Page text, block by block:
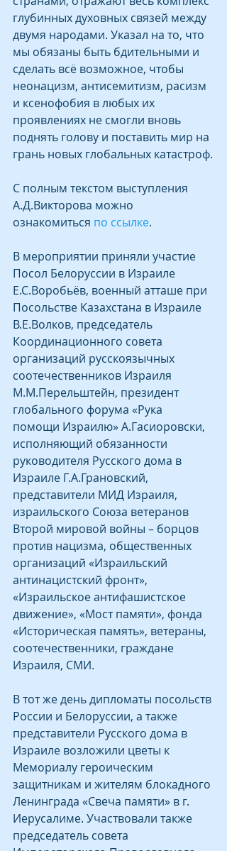
глубинных духовных связей между
двумя народами. Указал на то, что
мы обязаны быть бдительными и
сделать всё возможное, чтобы
неонацизм, антисемитизм, расизм
и ксенофобия в любых их
проявлениях не смогли вновь
поднять голову и поставить мир на
грань новых глобальных катастроф.
С полным текстом выступления
А.Д.Викторова можно
ознакомиться по ссылке.
В мероприятии приняли участие
Посол Белоруссии в Израиле
Е.С.Воробьёв, военный атташе при
Посольстве Казахстана в Израиле
В.Е.Волков, председатель
Координационного совета
организаций русскоязычных
соотечественников Израиля
М.М.Перельштейн, президент
глобального форума «Рука
помощи Израилю» А.Гасиоровски,
исполняющий обязанности
руководителя Русского дома в
Израиле Г.А.Грановский,
представители МИД Израиля,
израильского Союза ветеранов
Второй мировой войны – борцов
против нацизма, общественных
организаций «Израильский
антинацистский фронт»,
«Израильское антифашистское
движение», «Мост памяти», фонда
«Историческая память», ветераны,
соотечественники, граждане
Израиля, СМИ.
В тот же день дипломаты посольств
России и Белоруссии, а также
представители Русского дома в
Израиле возложили цветы к
Мемориалу героическим
защитникам и жителям блокадного
Ленинграда «Свеча памяти» в г.
Иерусалиме. Участвовали также
председатель совета